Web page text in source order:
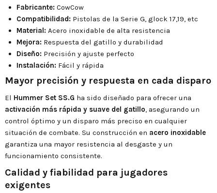
Fabricante: CowCow
Compatibilidad: Pistolas de la Serie G, glock 17,19, etc
Material: Acero inoxidable de alta resistencia
Mejora: Respuesta del gatillo y durabilidad
Diseño: Precisión y ajuste perfecto
Instalación: Fácil y rápida
Mayor precisión y respuesta en cada disparo
El Hummer Set SS.G ha sido diseñado para ofrecer una
activación más rápida y suave del gatillo, asegurando un
control óptimo y un disparo más preciso en cualquier
situación de combate. Su construcción en acero inoxidable
garantiza una mayor resistencia al desgaste y un
funcionamiento consistente.
Calidad y fiabilidad para jugadores
exigentes